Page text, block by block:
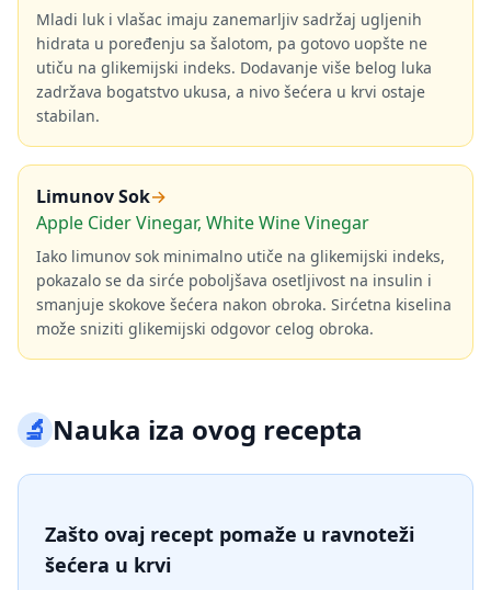
Mladi luk i vlašac imaju zanemarljiv sadržaj ugljenih
hidrata u poređenju sa šalotom, pa gotovo uopšte ne
utiču na glikemijski indeks. Dodavanje više belog luka
zadržava bogatstvo ukusa, a nivo šećera u krvi ostaje
stabilan.
Limunov Sok→
Apple Cider Vinegar, White Wine Vinegar
Iako limunov sok minimalno utiče na glikemijski indeks,
pokazalo se da sirće poboljšava osetljivost na insulin i
smanjuje skokove šećera nakon obroka. Sirćetna kiselina
može sniziti glikemijski odgovor celog obroka.
🔬Nauka iza ovog recepta
Zašto ovaj recept pomaže u ravnoteži
šećera u krvi